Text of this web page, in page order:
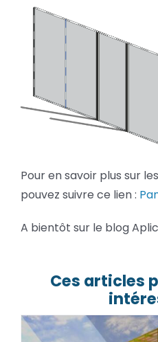
Pour en savoir plus sur
pouvez suivre ce lien :
A bientôt sur le blog
Ces articles